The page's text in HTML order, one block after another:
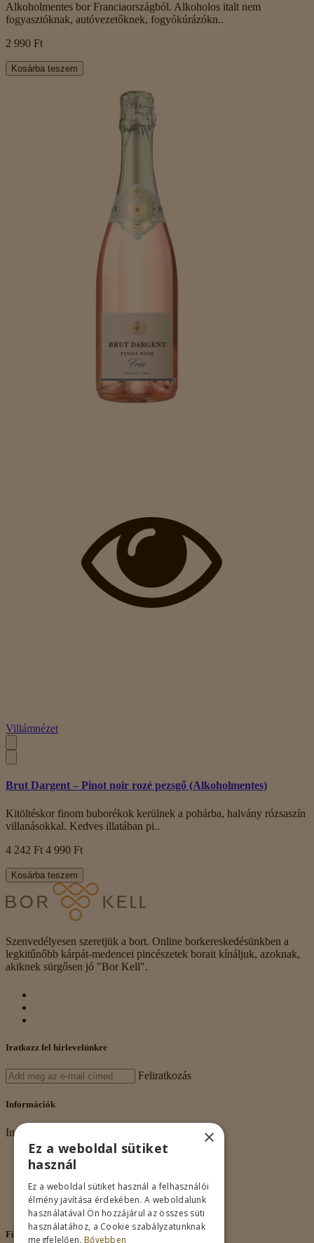
Alkoholmentes bor Franciaországból. Alkoholos italt nem
fogyasztóknak, autóvezetőknek, fogyókúrázókn..
2 990 Ft
Kosárba teszem
Villámnézet
Brut Dargent – Pinot noir rozé pezsgő (Alkoholmentes)
Kitöltéskor finom buborékok kerülnek a pohárba, halvány rózsaszín
villanásokkal. Kedves illatában pi..
4 242 Ft 4 990 Ft
Kosárba teszem
Szenvedélyesen szeretjük a bort. Online borkereskedésünkben a
legkitűnőbb kárpát-medencei pincészetek borait kínáljuk, azoknak,
akiknek sürgősen jó "Bor Kell".
Iratkozz fel hírlevelünkre
Feliratkozás
Információk
Információk
Rólunk
Adatkezelés
Vásárlási feltételek
Nagykereskedelem
Kapcsolat
Fiókom
×
Ez a weboldal sütiket
használ
Ez a weboldal sütiket használ a felhasználói
élmény javítása érdekében. A weboldalunk
használatával Ön hozzájárul az összes süti
használatához, a Cookie szabályzatunknak
megfelelően. Bővebben